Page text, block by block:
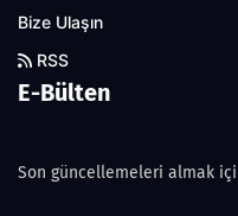
Bize Ulaşın
RSS
E-Bülten
Son güncellemeleri almak